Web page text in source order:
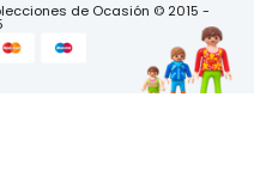
de Ocasión © 2015 -